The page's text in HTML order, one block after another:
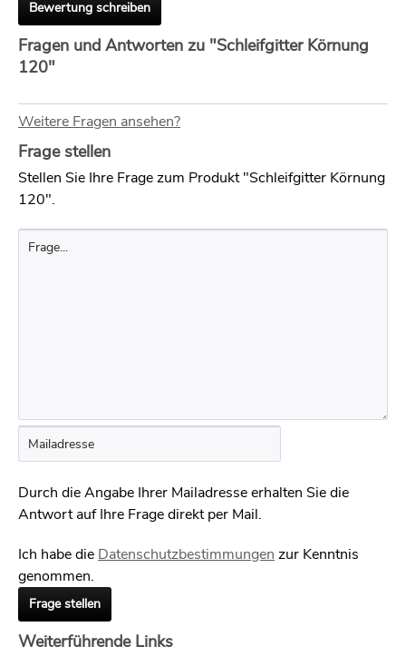
Bewertung schreiben
Fragen und Antworten zu "Schleifgitter Körnung
120"
Weitere Fragen ansehen?
Frage stellen
Stellen Sie Ihre Frage zum Produkt "Schleifgitter Körnung
120".
Durch die Angabe Ihrer Mailadresse erhalten Sie die
Antwort auf Ihre Frage direkt per Mail.
Ich habe die Datenschutzbestimmungen zur Kenntnis
genommen.
Frage stellen
Weiterführende Links